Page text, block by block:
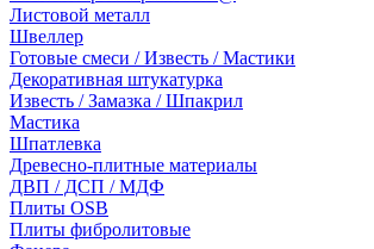
Листовой металл
Швеллер
Готовые смеси / Известь / Мастики
Декоративная штукатурка
Известь / Замазка / Шпакрил
Мастика
Шпатлевка
Древесно-плитные материалы
ДВП / ДСП / МДФ
Плиты OSB
Плиты фибролитовые